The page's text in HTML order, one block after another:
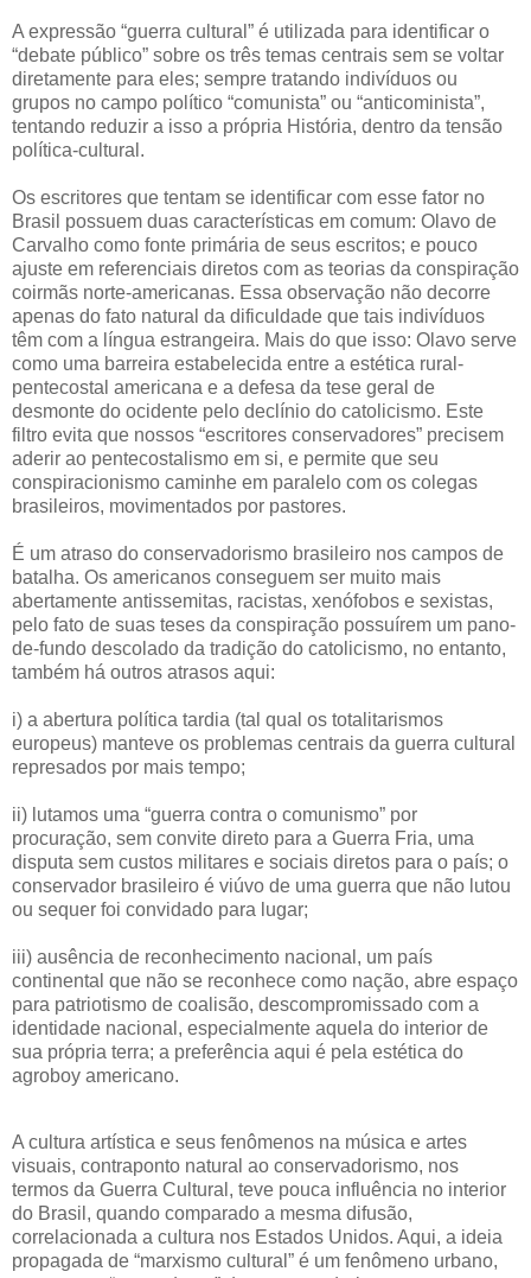
A expressão “guerra cultural” é utilizada para identificar o
“debate público” sobre os três temas centrais sem se voltar
diretamente para eles; sempre tratando indivíduos ou
grupos no campo político “comunista” ou “anticominista”,
tentando reduzir a isso a própria História, dentro da tensão
política-cultural.
Os escritores que tentam se identificar com esse fator no
Brasil possuem duas características em comum: Olavo de
Carvalho como fonte primária de seus escritos; e pouco
ajuste em referenciais diretos com as teorias da conspiração
coirmãs norte-americanas. Essa observação não decorre
apenas do fato natural da dificuldade que tais indivíduos
têm com a língua estrangeira. Mais do que isso: Olavo serve
como uma barreira estabelecida entre a estética rural-
pentecostal americana e a defesa da tese geral de
desmonte do ocidente pelo declínio do catolicismo. Este
filtro evita que nossos “escritores conservadores” precisem
aderir ao pentecostalismo em si, e permite que seu
conspiracionismo caminhe em paralelo com os colegas
brasileiros, movimentados por pastores.
É um atraso do conservadorismo brasileiro nos campos de
batalha. Os americanos conseguem ser muito mais
abertamente antissemitas, racistas, xenófobos e sexistas,
pelo fato de suas teses da conspiração possuírem um pano-
de-fundo descolado da tradição do catolicismo, no entanto,
também há outros atrasos aqui:
i) a abertura política tardia (tal qual os totalitarismos
europeus) manteve os problemas centrais da guerra cultural
represados por mais tempo;
ii) lutamos uma “guerra contra o comunismo” por
procuração, sem convite direto para a Guerra Fria, uma
disputa sem custos militares e sociais diretos para o país; o
conservador brasileiro é viúvo de uma guerra que não lutou
ou sequer foi convidado para lugar;
iii) ausência de reconhecimento nacional, um país
continental que não se reconhece como nação, abre espaço
para patriotismo de coalisão, descompromissado com a
identidade nacional, especialmente aquela do interior de
sua própria terra; a preferência aqui é pela estética do
agroboy americano.
A cultura artística e seus fenômenos na música e artes
visuais, contraponto natural ao conservadorismo, nos
termos da Guerra Cultural, teve pouca influência no interior
do Brasil, quando comparado a mesma difusão,
correlacionada a cultura nos Estados Unidos. Aqui, a ideia
propagada de “marxismo cultural” é um fenômeno urbano,